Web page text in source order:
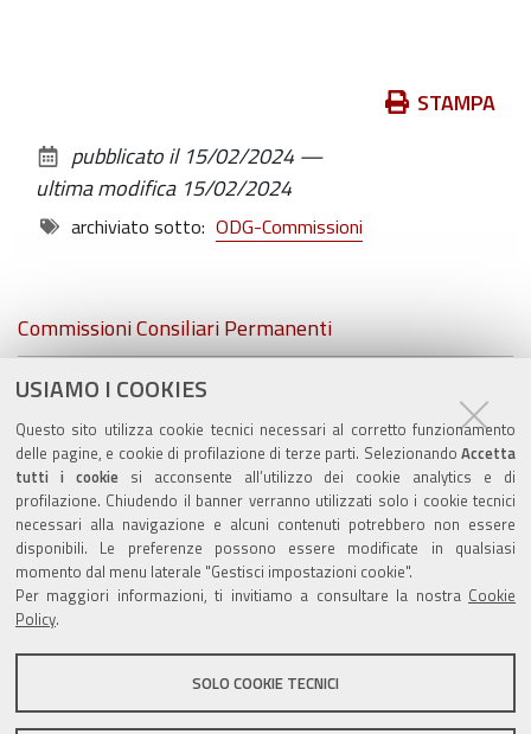
USIAMO I COOKIES
Questo sito utilizza cookie tecnici necessari al corretto funzionamento
delle pagine, e cookie di profilazione di terze parti. Selezionando Accetta
tutti i cookiesi acconsente all’utilizzo dei cookie analytics e di
profilazione. Chiudendo il banner verranno utilizzati solo i cookie tecnici
necessari alla navigazione e alcuni contenuti potrebbero non essere
disponibili. Le preferenze possono essere modificate in qualsiasi
momento dal menu laterale "Gestisci impostazioni cookie".
Per maggiori informazioni, ti invitiamo a consultare la nostra Cookie
Policy.
SOLO COOKIE TECNICI
documento
STAMPA
pubblicato il 15/02/2024—
ultima modifica 15/02/2024
archiviato sotto: ODG-Commissioni
Navigazione
Commissioni Consiliari Permanenti
Commissione Elettorale comunale
Lavori delle Commissioni
Valuta questo sito